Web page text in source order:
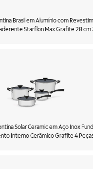
Brasil em Alumínio com
Starflon Max Grafite 28 cm
Solar Ceramic em Aço Inox
Interno Cerâmico Grafite 4